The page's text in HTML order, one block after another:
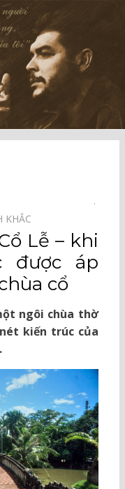
Lễ – khi
được áp
cổ
ngôi chùa thờ
kiến trúc của